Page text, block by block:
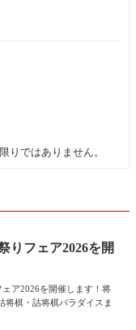
りではありません。
りフェア2026を開
ア2026を開催します！将
将棋・詰将棋パラダイスま